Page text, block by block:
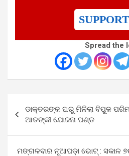
Spread the
navigation
ଡାକ୍ତରଙ୍କ ଘରୁ ମିଳିଲା ବିପୁଳ
ଆତଙ୍କୀ ଯୋଜନା ପଣ୍ଡ
ମଙ୍ଗଳବାର ନୂଆପଡ଼ା ଭୋଟ୍ : ସକାଳ